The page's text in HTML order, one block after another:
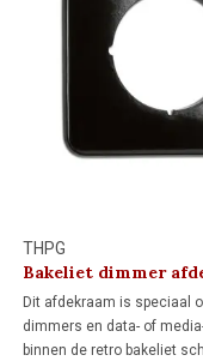
THPG
Bakeliet dimmer
Dit afdekraam is speciaal
dimmers en data- of
binnen de retro bakeliet